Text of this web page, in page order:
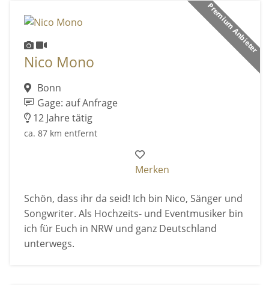
Premium Anbieter
Nico Mono
Bonn
Gage: auf Anfrage
12 Jahre tätig
ca. 87 km entfernt
Merken
Schön, dass ihr da seid! Ich bin Nico, Sänger und
Songwriter. Als Hochzeits- und Eventmusiker bin
ich für Euch in NRW und ganz Deutschland
unterwegs.